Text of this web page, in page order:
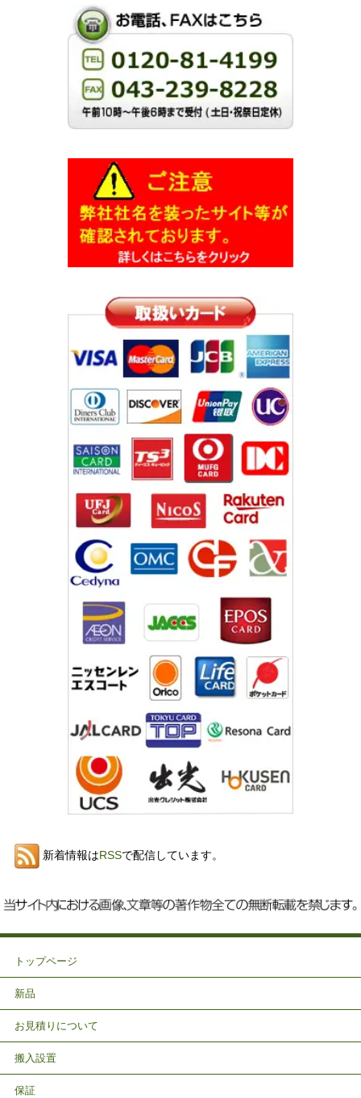
新着情報はRSSで配信しています。
トップページ
新品
お見積りについて
搬入設置
保証